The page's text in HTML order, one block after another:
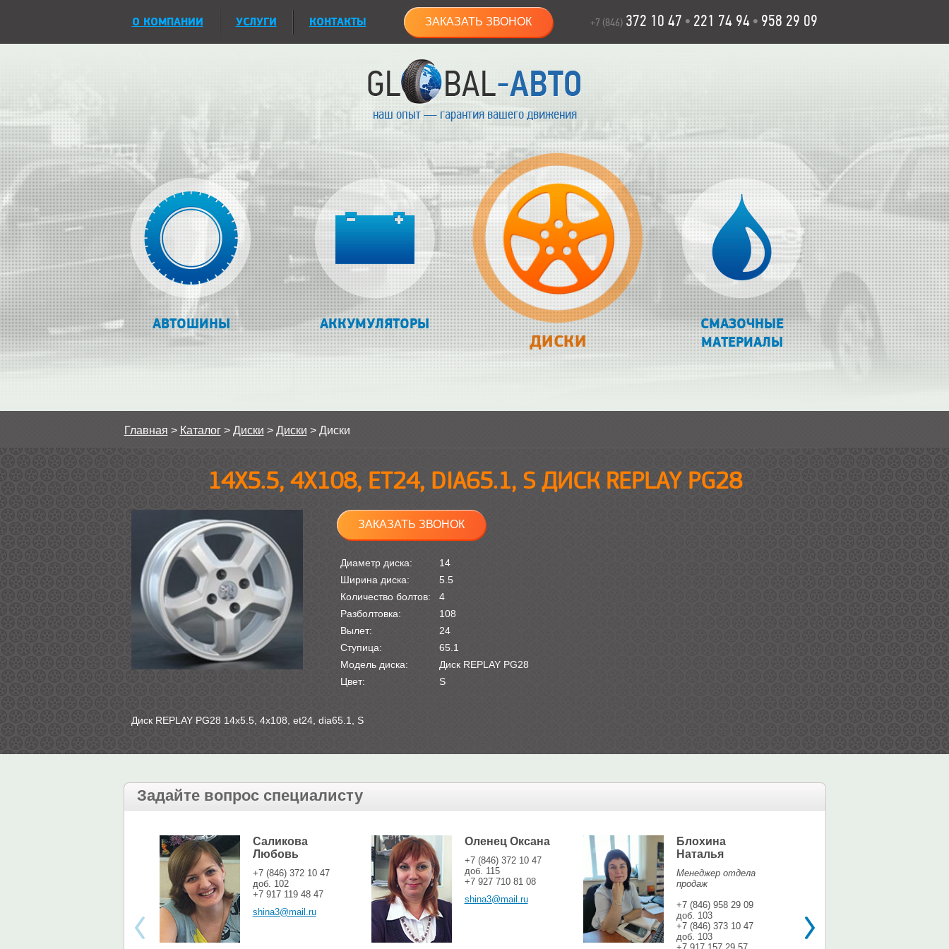
О КОМПАНИИ УСЛУГИ КОНТАКТЫ ЗАКАЗАТЬ ЗВОНОК +7 (846) 372 10 47 • 221 74 94 • 958 29 09
наш опыт — гарантия вашего движения
АВТОШИНЫ АККУМУЛЯТОРЫ
ДИСКИ
СМАЗОЧНЫЕ
МАТЕРИАЛЫ
Главная > Каталог> Диски > Диски > Диски
14Х5.5, 4Х108, ET24, DIA65.1, S ДИСК REPLAY PG28
ЗАКАЗАТЬ ЗВОНОК
Диаметр диска:
14
Ширина диска:
5.5
Количество болтов:
4
Разболтовка:
108
Вылет:
24
Ступица:
65.1
Модель диска:
Диск REPLAY PG28
Цвет:
S
Диск REPLAY PG28 14х5.5, 4х108, et24, dia65.1, S
Задайте вопрос специалисту
Саликова
Любовь
+7 (846) 372 10 47
доб. 102
+7 917 119 48 47
shina3@mail.ru
Оленец Оксана
+7 (846) 372 10 47
доб. 115
+7 927 710 81 08
shina3@mail.ru
Блохина
Наталья
Менеджер отдела
продаж
+7 (846) 958 29 09
доб. 103
+7 (846) 373 10 47
доб. 103